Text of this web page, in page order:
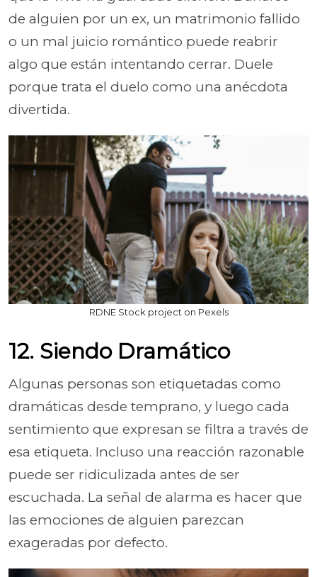
de alguien por un ex, un matrimonio fallido
o un mal juicio romántico puede reabrir
algo que están intentando cerrar. Duele
porque trata el duelo como una anécdota
divertida.
RDNE Stock project on Pexels
12. Siendo Dramático
Algunas personas son etiquetadas como
dramáticas desde temprano, y luego cada
sentimiento que expresan se filtra a través de
esa etiqueta. Incluso una reacción razonable
puede ser ridiculizada antes de ser
escuchada. La señal de alarma es hacer que
las emociones de alguien parezcan
exageradas por defecto.